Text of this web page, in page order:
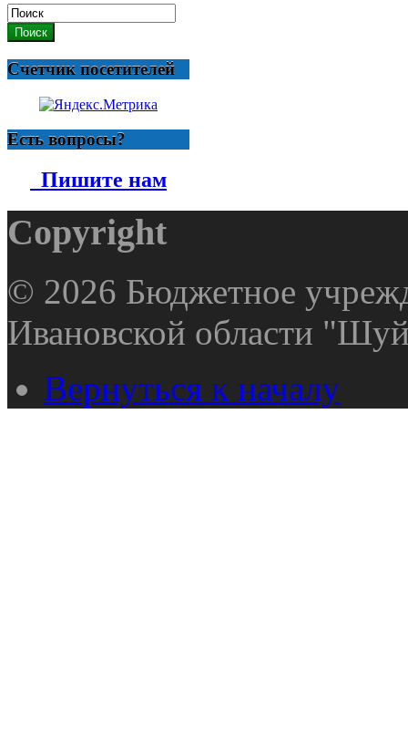
Поиск
Счетчик посетителей
Есть вопросы?
Пишите нам
Copyright
© 2026 Бюджетное
Ивановской области
Вернуться к началу